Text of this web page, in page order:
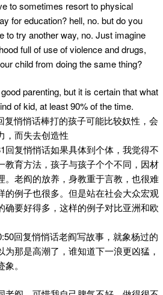
to sometimes resort to physical
for education? hell, no. but do you
to try another way, no. Just imagine
full of use of violence and drugs,
child from doing the same thing?
parenting, but it is certain that what
of kid, at least 90% of the time.
复悄悄话棒打的孩子可能比较奴性，会
，而失去创造性
回复悄悄话如果具体到个体，我觉得不
教育方法，孩子与孩子个个不同，因材
。老阎的放养，身教重于言教，也很难
的例子也很多。但是站在社会大众宏观
确要好得多，这样的例子对比亚洲和欧
回复悄悄话老阎写故事，就象杨过的
那是高潮了，谁知道下一浪更凶猛，
。